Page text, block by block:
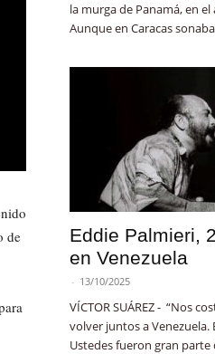
de
la murga de Panamá, en
Aunque en Caracas
Eddie Palmieri,
en Venezuela
- 13/10/2025
VÍCTOR SUÁREZ - “Nos
volver juntos a Venezuela.
Ustedes fueron gran parte